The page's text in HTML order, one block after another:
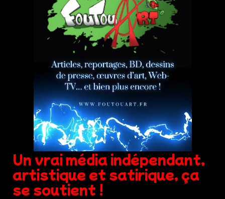
Un vrai média indépendant,
artistique et satirique, ça
se soutient !